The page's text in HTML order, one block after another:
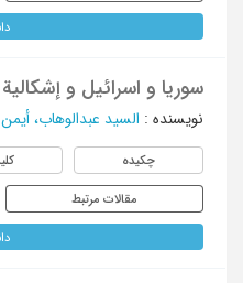
سوریا و اسرائیل و
نویسنده : السید عبدالوهاب، أیمن
چکیده
مقالات مرتبط